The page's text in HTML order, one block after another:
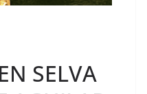
SELVA